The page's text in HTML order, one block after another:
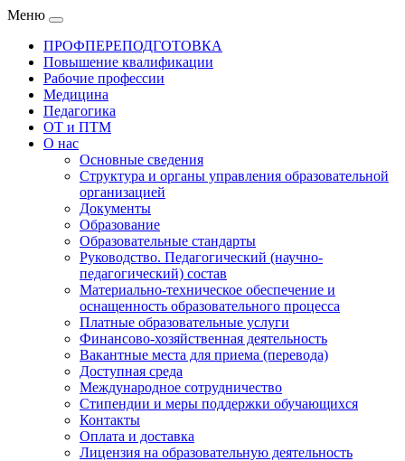
Меню
ПРОФПЕРЕПОДГОТОВКА
Повышение квалификации
Рабочие профессии
Медицина
Педагогика
ОТ и ПТМ
О нас
Основные сведения
Структура и органы управления образовательной
организацией
Документы
Образование
Образовательные стандарты
Руководство. Педагогический (научно-
педагогический) состав
Материально-техническое обеспечение и
оснащенность образовательного процесса
Платные образовательные услуги
Финансово-хозяйственная деятельность
Вакантные места для приема (перевода)
Доступная среда
Международное сотрудничество
Стипендии и меры поддержки обучающихся
Контакты
Оплата и доставка
Лицензия на образовательную деятельность